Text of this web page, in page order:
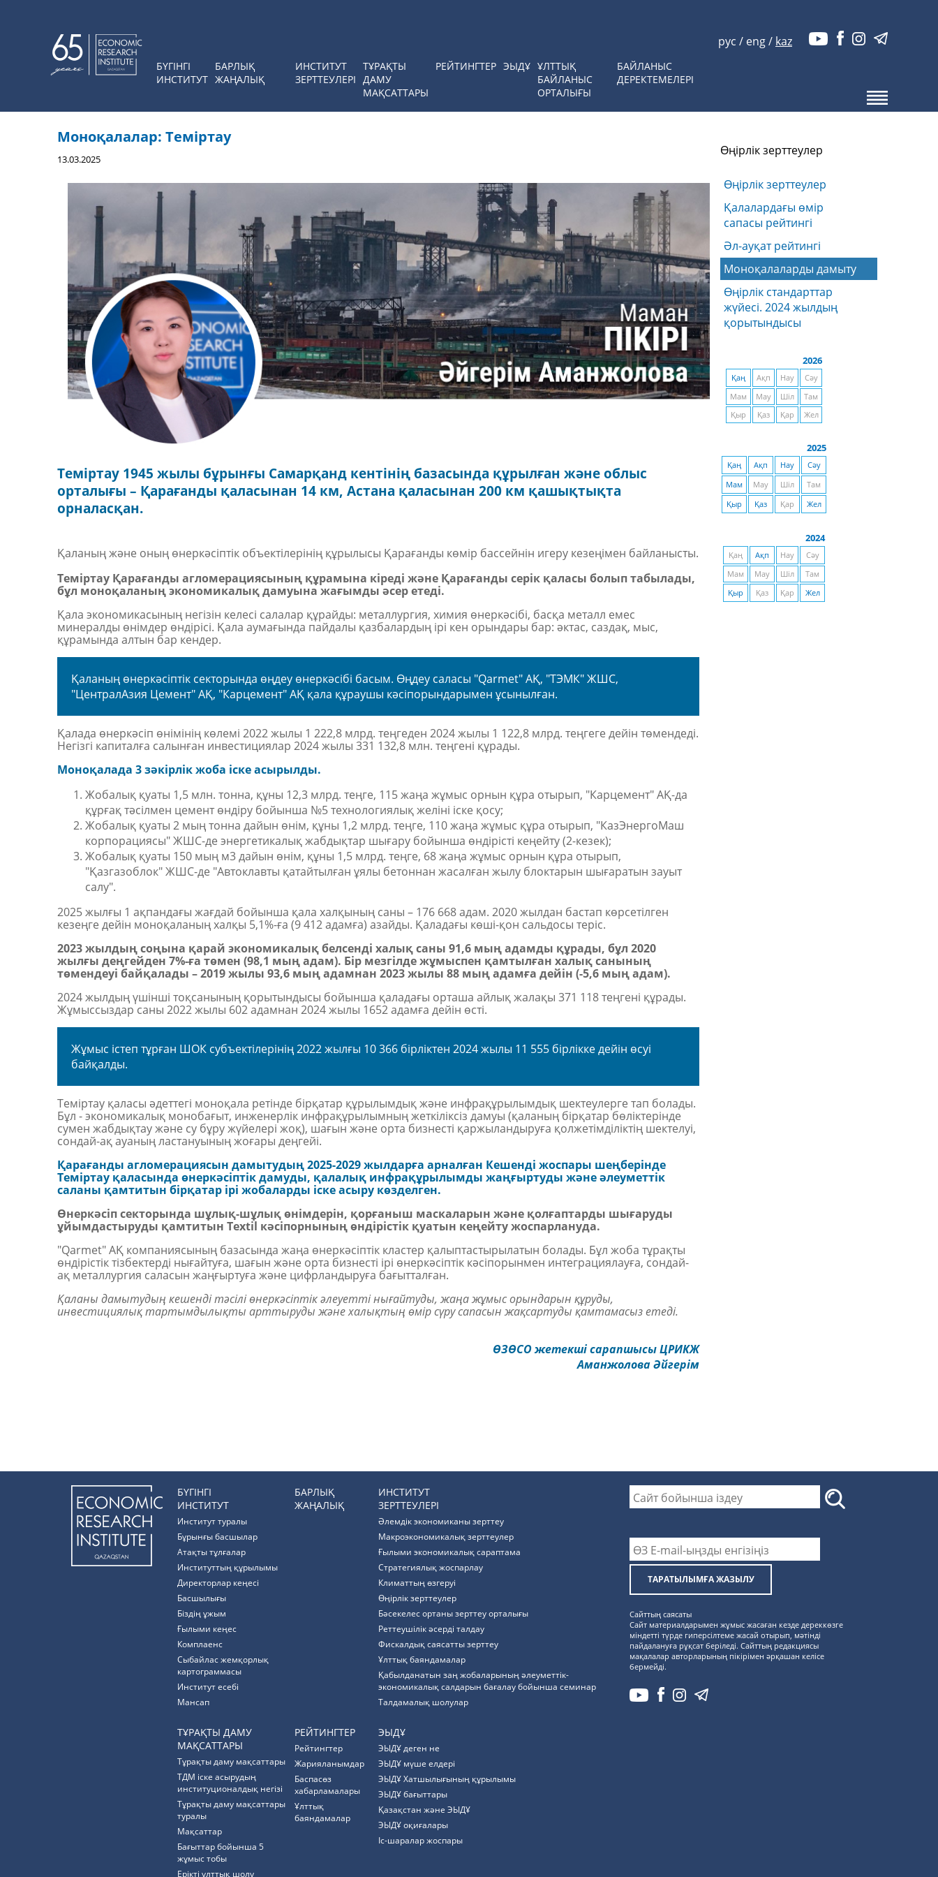
БҮГІНГІ
ИНСТИТУТ
БАРЛЫҚ
ЖАҢАЛЫҚ
ИНСТИТУТ
ЗЕРТТЕУЛЕРІ
ТҰРАҚТЫ
ДАМУ
МАҚСАТТАРЫ
РЕЙТИНГТЕР ЭЫДҰ ҰЛТТЫҚ
БАЙЛАНЫС
ОРТАЛЫҒЫ
БАЙЛАНЫС
ДЕРЕКТЕМЕЛЕРІ
рус / eng/ kaz
Моноқалалар: Теміртау
13.03.2025
Теміртау 1945 жылы бұрынғы Самарқанд кентінің базасында құрылған және облыс
орталығы – Қарағанды қаласынан 14 км, Астана қаласынан 200 км қашықтықта
орналасқан.
Қаланың және оның өнеркәсіптік объектілерінің құрылысы Қарағанды көмір бассейнін игеру кезеңімен байланысты.
Теміртау Қарағанды агломерациясының құрамына кіреді және Қарағанды серік қаласы болып табылады,
бұл моноқаланың экономикалық дамуына жағымды әсер етеді.
Қала экономикасының негізін келесі салалар құрайды: металлургия, химия өнеркәсібі, басқа металл емес
минералды өнімдер өндірісі. Қала аумағында пайдалы қазбалардың ірі кен орындары бар: әктас, саздақ, мыс,
құрамында алтын бар кендер.
Қаланың өнеркәсіптік секторында өңдеу өнеркәсібі басым. Өңдеу саласы "Qarmet" АҚ, "ТЭМК" ЖШС,
"ЦентралАзия Цемент" АҚ, "Карцемент" АҚ қала құраушы кәсіпорындарымен ұсынылған.
Қалада өнеркәсіп өнімінің көлемі 2022 жылы 1 222,8 млрд. теңгеден 2024 жылы 1 122,8 млрд. теңгеге дейін төмендеді.
Негізгі капиталға салынған инвестициялар 2024 жылы 331 132,8 млн. теңгені құрады.
Моноқалада 3 зәкірлік жоба іске асырылды.
Жобалық қуаты 1,5 млн. тонна, құны 12,3 млрд. теңге, 115 жаңа жұмыс орнын құра отырып, "Карцемент" АҚ-да
құрғақ тәсілмен цемент өндіру бойынша №5 технологиялық желіні іске қосу;
Жобалық қуаты 2 мың тонна дайын өнім, құны 1,2 млрд. теңге, 110 жаңа жұмыс құра отырып, "КазЭнергоМаш
корпорациясы" ЖШС-де энергетикалық жабдықтар шығару бойынша өндірісті кеңейту (2-кезек);
Жобалық қуаты 150 мың м3 дайын өнім, құны 1,5 млрд. теңге, 68 жаңа жұмыс орнын құра отырып,
"Қазгазоблок"ЖШС-де "Автоклавты қатайтылған ұялы бетоннан жасалған жылу блоктарын шығаратын зауыт
салу".
2025 жылғы 1 ақпандағы жағдай бойынша қала халқының саны – 176 668адам. 2020 жылдан бастап көрсетілген
кезеңге дейін моноқаланың халқы 5,1%-ға (9 412адамға) азайды. Қаладағы көші-қон сальдосы теріс.
2023 жылдың соңына қарай экономикалық белсенді халық саны 91,6 мың адамды құрады, бұл 2020
жылғы деңгейден 7%-ға төмен (98,1 мыңадам). Бір мезгілде жұмыспен қамтылған халық санының
төмендеуі байқалады – 2019 жылы 93,6 мың адамнан 2023 жылы 88 мың адамға дейін (-5,6 мың адам).
2024 жылдың үшінші тоқсанының қорытындысы бойынша қаладағы орташа айлық жалақы 371 118 теңгені құрады.
Жұмыссыздар саны 2022 жылы 602 адамнан 2024 жылы 1652 адамға дейін өсті.
Жұмыс істеп тұрған ШОК субъектілерінің 2022 жылғы 10 366 бірліктен 2024 жылы 11 555 бірлікке дейін өсуі
байқалды.
Теміртау қаласы әдеттегі моноқала ретінде бірқатар құрылымдық және инфрақұрылымдық шектеулерге тап болады.
Бұл -экономикалық монобағыт, инженерлік инфрақұрылымның жеткіліксіз дамуы (қаланың бірқатар бөліктерінде
сумен жабдықтау және су бұру жүйелері жоқ), шағын және орта бизнесті қаржыландыруға қолжетімділіктің шектелуі,
сондай-ақ ауаның ластануының жоғары деңгейі.
Қарағанды агломерациясын дамытудың 2025-2029 жылдарға арналған Кешенді жоспары шеңберінде
Теміртау қаласында өнеркәсіптік дамуды, қалалық инфрақұрылымды жаңғыртуды және әлеуметтік
саланы қамтитын бірқатар ірі жобаларды іске асыру көзделген.
Өнеркәсіп секторында шұлық-шұлық өнімдерін, қорғаныш маскаларын және қолғаптарды шығаруды
ұйымдастыруды қамтитын Textil кәсіпорнының өндірістік қуатын кеңейту жоспарлануда.
"Qarmet" АҚ компаниясының базасында жаңа өнеркәсіптік кластер қалыптастырылатын болады. Бұл жоба тұрақты
өндірістік тізбектерді нығайтуға, шағын және орта бизнесті ірі өнеркәсіптік кәсіпорынмен интеграциялауға, сондай-
ақ металлургия саласын жаңғыртуға және цифрландыруға бағытталған.
Қаланы дамытудың кешенді тәсілі өнеркәсіптік әлеуетті нығайтуды, жаңа жұмыс орындарын құруды,
инвестициялық тартымдылықты арттыруды және халықтың өмір сүру сапасын жақсартуды қамтамасыз етеді.
ӨЗӨСО жетекші сарапшысыЦРИКЖ
АманжоловаӘйгерім
Өңірлік зерттеулер
Өңірлік зерттеулер
Қалалардағы өмір
сапасы рейтингі
Әл-ауқат рейтингі
Моноқалаларды дамыту
Өңірлік стандарттар
жүйесі. 2024 жылдың
қорытындысы
2026
Қаң Ақп Нау
Сәу
Мам
Мау Шіл
Там
Қыр
Қаз Қар Жел
2025
Қаң Ақп Нау
Сәу
Мам
Мау Шіл
Там
Қыр
Қаз Қар Жел
2024
Қаң Ақп Нау
Сәу
Мам
Мау Шіл
Там
Қыр
Қаз Қар Жел
БҮГІНГІ
ИНСТИТУТ
Институт туралы
Бұрынғы басшылар
Атақты тұлғалар
Институттың құрылымы
Директорлар кеңесі
Басшылығы
Біздің ұжым
Ғылыми кеңес
Комплаенс
Cыбайлас жемқорлық
картограммасы
Институт есебі
Мансап
БАРЛЫҚ
ЖАҢАЛЫҚ
ИНСТИТУТ
ЗЕРТТЕУЛЕРІ
Әлемдік экономиканы зерттеу
Макроэкономикалық зерттеулер
Ғылыми экономикалық сараптама
Стратегиялық жоспарлау
Климаттың өзгеруі
Өңірлік зерттеулер
Бәсекелес ортаны зерттеу орталығы
Реттеушілік әсерді талдау
Фискалдық саясатты зерттеу
Ұлттық баяндамалар
Қабылданатын заң жобаларының әлеуметтік-
экономикалық салдарын бағалау бойынша семинар
Талдамалық шолулар
ТҰРАҚТЫ ДАМУ
МАҚСАТТАРЫ
Тұрақты даму мақсаттары
ТДМ іске асырудың
институционалдық негізі
Тұрақты даму мақсаттары
туралы
Мақсаттар
Бағыттар бойынша 5
жұмыс тобы
Ерікті ұлттық шолу
РЕЙТИНГТЕР
Рейтингтер
Жарияланымдар
Баспасөз
хабарламалары
Ұлттық
баяндамалар
ЭЫДҰ
ЭЫДҰ деген не
ЭЫДҰ мүше елдері
ЭЫДҰ Хатшылығының құрылымы
ЭЫДҰ бағыттары
Қазақстан және ЭЫДҰ
ЭЫДҰ оқиғалары
Іс-шаралар жоспары
ТАРАТЫЛЫМҒА ЖАЗЫЛУ
Сайттың саясаты
Сайт материалдарымен жұмыс жасаған кезде дереккөзге
міндетті түрде гиперсілтеме жасай отырып, мәтінді
пайдалануға рұқсат беріледі. Сайттың редакциясы
мақалалар авторларының пікірімен әрқашан келісе
бермейді.